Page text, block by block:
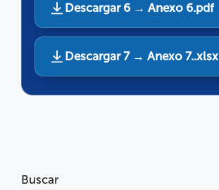
Descargar 6 → Anexo 6.pdf
Descargar 7 → Anexo 7..xlsx
Buscar